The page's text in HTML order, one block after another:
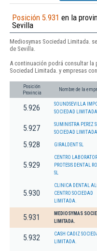
Posición 5.931 en la
Sevilla
Mediosymas Sociedad Limitada.
de Sevilla.
A continuación podrá consultar la
Sociedad Limitada. y empresas
Posición
Provincia
Nombre de la
5.926
SOUNDSEVILLA
SOCIEDAD
5.927
SUMINISTRA PEREZ
SOCIEDAD
5.928 GIRALDENT SL
5.929
CENTRO
PROTESIS DENTAL
SL
5.930
CLINICA DENTAL
CENTRO SOCIEDAD
LIMITADA.
5.931
MEDIOSYMAS
LIMITADA.
5.932
CASH CADIZ
LIMITADA.